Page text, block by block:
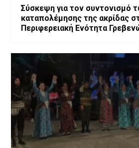
Σύσκεψη για τον συντονισμό
καταπολέμησης της ακρίδας
Περιφερειακή Ενότητα